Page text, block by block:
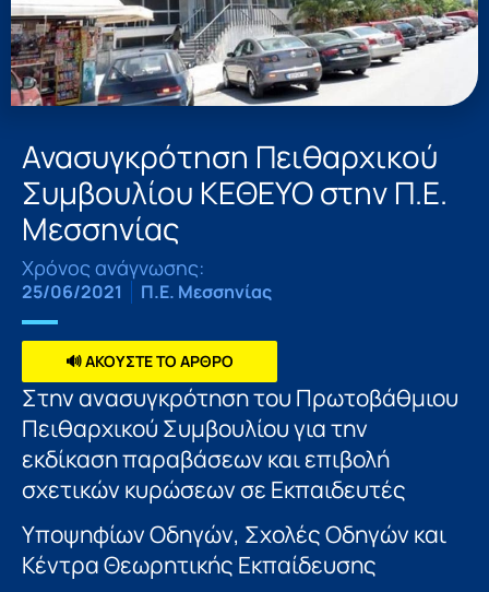
Ανασυγκρότηση Πειθαρχικού
Συμβουλίου ΚΕΘΕΥΟ στην Π.Ε.
Μεσσηνίας
Χρόνος ανάγνωσης:
25/06/2021 Π.Ε. Μεσσηνίας
🔊 ΑΚΟΥΣΤΕ ΤΟ ΑΡΘΡΟ
Στην ανασυγκρότηση του Πρωτοβάθμιου
Πειθαρχικού Συμβουλίου για την
εκδίκαση παραβάσεων και επιβολή
σχετικών κυρώσεων σε Εκπαιδευτές
Υποψηφίων Οδηγών, Σχολές Οδηγών και
Κέντρα Θεωρητικής Εκπαίδευσης